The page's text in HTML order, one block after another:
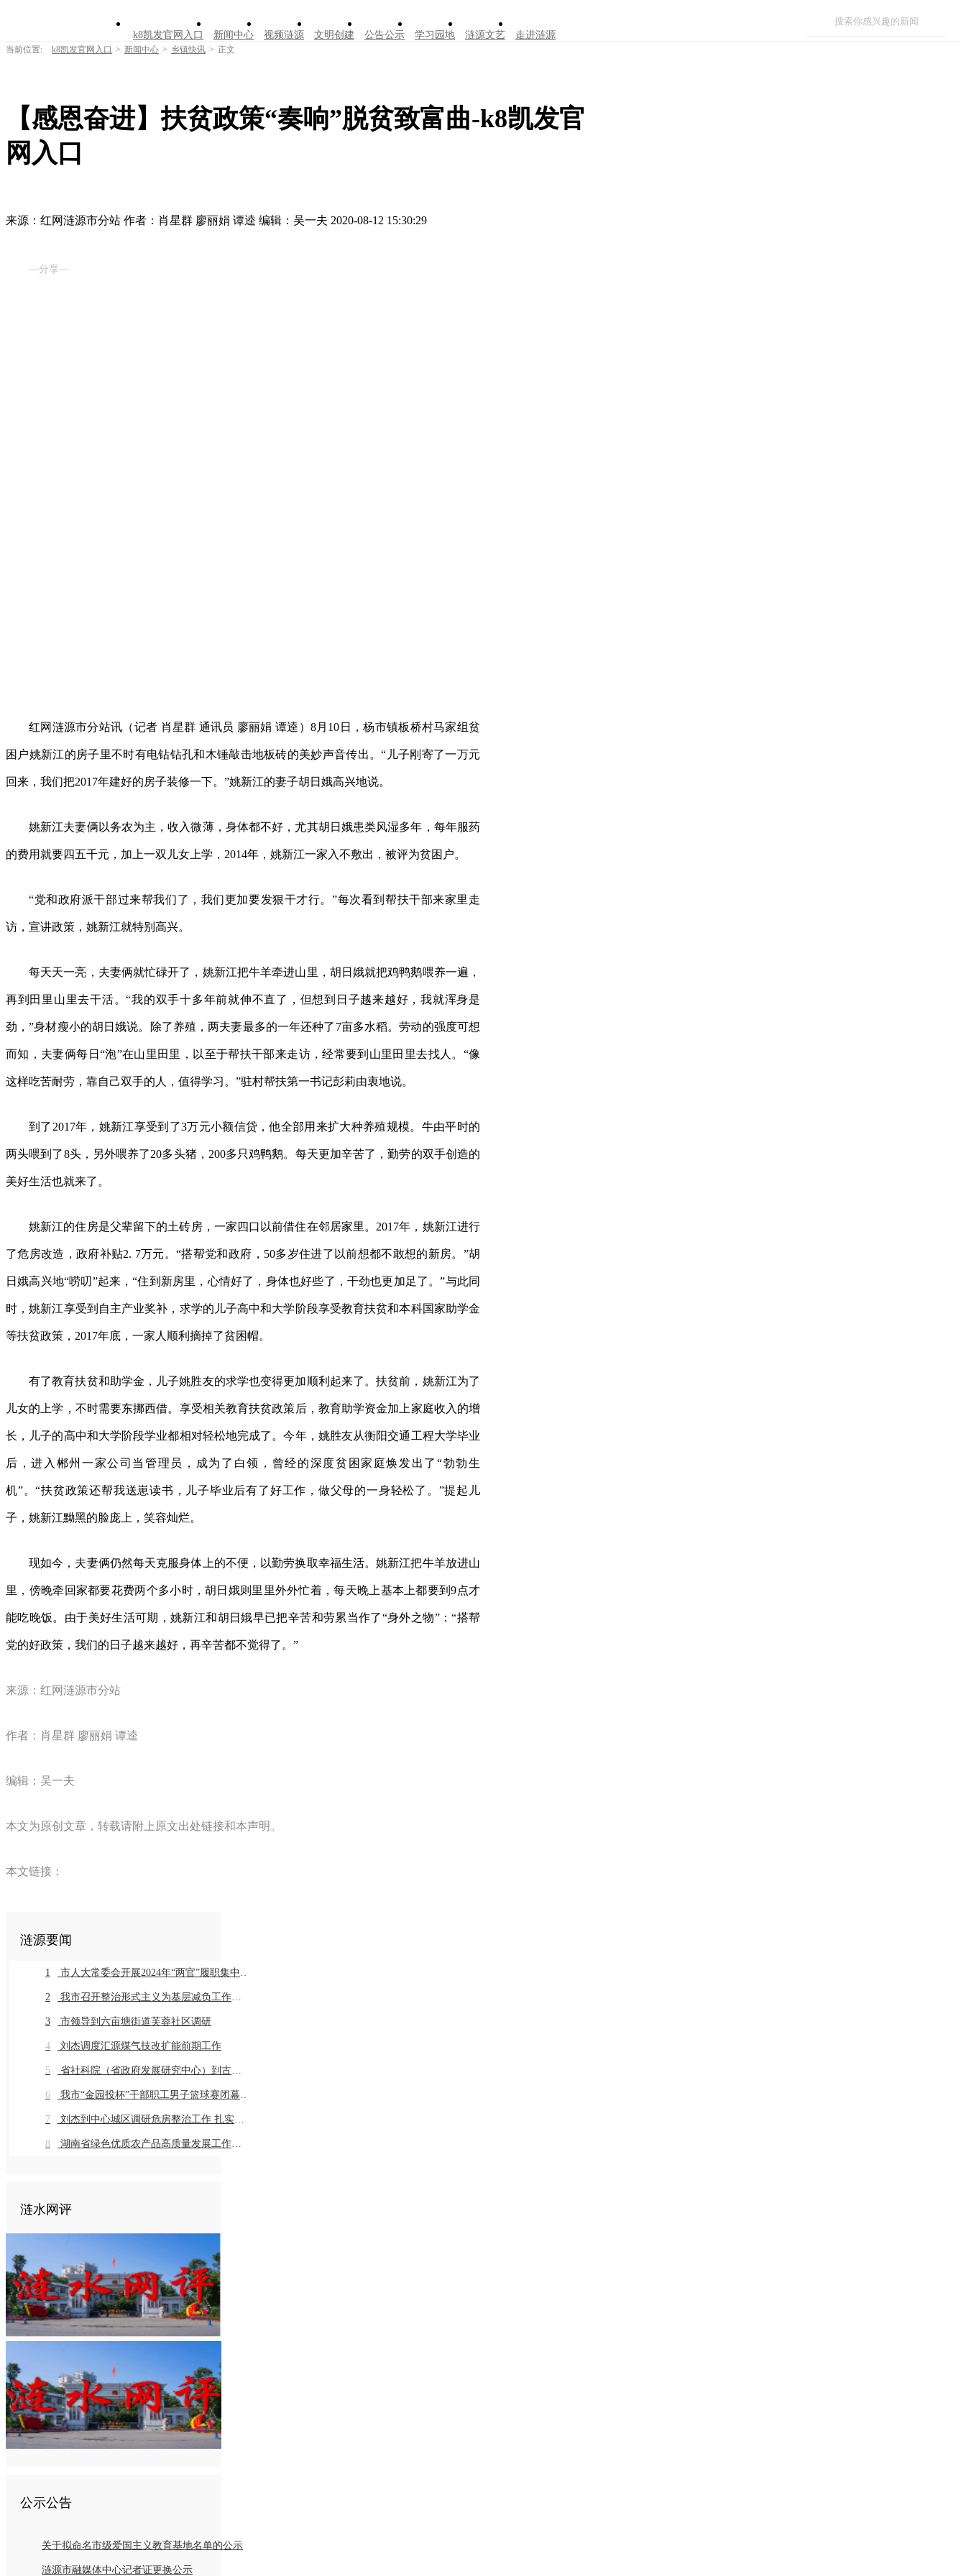
k8凯发官网入口 新闻中心 视频涟源 文明创建 公告公示 学习园地 涟源文艺 走进涟源
当前位置: k8凯发官网入口 > 新闻中心 > 乡镇快讯 > 正文
【感恩奋进】扶贫政策“奏响”脱贫致富曲-k8凯发官
网入口
来源：红网涟源市分站 作者：肖星群 廖丽娟 谭逵 编辑：吴一夫 2020-08-12 15:30:29
—分享—
红网涟源市分站讯（记者 肖星群 通讯员 廖丽娟 谭逵）8月10日，杨市镇板桥村马家组贫
困户姚新江的房子里不时有电钻钻孔和木锤敲击地板砖的美妙声音传出。“儿子刚寄了一万元
回来，我们把2017年建好的房子装修一下。”姚新江的妻子胡日娥高兴地说。
姚新江夫妻俩以务农为主，收入微薄，身体都不好，尤其胡日娥患类风湿多年，每年服药
的费用就要四五千元，加上一双儿女上学，2014年，姚新江一家入不敷出，被评为贫困户。
“党和政府派干部过来帮我们了，我们更加要发狠干才行。”每次看到帮扶干部来家里走
访，宣讲政策，姚新江就特别高兴。
每天天一亮，夫妻俩就忙碌开了，姚新江把牛羊牵进山里，胡日娥就把鸡鸭鹅喂养一遍，
再到田里山里去干活。“我的双手十多年前就伸不直了，但想到日子越来越好，我就浑身是
劲，”身材瘦小的胡日娥说。除了养殖，两夫妻最多的一年还种了7亩多水稻。劳动的强度可想
而知，夫妻俩每日“泡”在山里田里，以至于帮扶干部来走访，经常要到山里田里去找人。“像
这样吃苦耐劳，靠自己双手的人，值得学习。”驻村帮扶第一书记彭莉由衷地说。
到了2017年，姚新江享受到了3万元小额信贷，他全部用来扩大种养殖规模。牛由平时的
两头喂到了8头，另外喂养了20多头猪，200多只鸡鸭鹅。每天更加辛苦了，勤劳的双手创造的
美好生活也就来了。
姚新江的住房是父辈留下的土砖房，一家四口以前借住在邻居家里。2017年，姚新江进行
了危房改造，政府补贴2. 7万元。“搭帮党和政府，50多岁住进了以前想都不敢想的新房。”胡
日娥高兴地“唠叨”起来，“住到新房里，心情好了，身体也好些了，干劲也更加足了。”与此同
时，姚新江享受到自主产业奖补，求学的儿子高中和大学阶段享受教育扶贫和本科国家助学金
等扶贫政策，2017年底，一家人顺利摘掉了贫困帽。
有了教育扶贫和助学金，儿子姚胜友的求学也变得更加顺利起来了。扶贫前，姚新江为了
儿女的上学，不时需要东挪西借。享受相关教育扶贫政策后，教育助学资金加上家庭收入的增
长，儿子的高中和大学阶段学业都相对轻松地完成了。今年，姚胜友从衡阳交通工程大学毕业
后，进入郴州一家公司当管理员，成为了白领，曾经的深度贫困家庭焕发出了“勃勃生
机”。“扶贫政策还帮我送崽读书，儿子毕业后有了好工作，做父母的一身轻松了。”提起儿
子，姚新江黝黑的脸庞上，笑容灿烂。
现如今，夫妻俩仍然每天克服身体上的不便，以勤劳换取幸福生活。姚新江把牛羊放进山
里，傍晚牵回家都要花费两个多小时，胡日娥则里里外外忙着，每天晚上基本上都要到9点才
能吃晚饭。由于美好生活可期，姚新江和胡日娥早已把辛苦和劳累当作了“身外之物”：“搭帮
党的好政策，我们的日子越来越好，再辛苦都不觉得了。”
来源：红网涟源市分站
作者：肖星群 廖丽娟 谭逵
编辑：吴一夫
本文为原创文章，转载请附上原文出处链接和本声明。
本文链接：
涟源要闻
1 市人大常委会开展2024年“两官”履职集中评议
2 我市召开整治形式主义为基层减负工作推进会暨业务培训会议
3 市领导到六亩塘街道芙蓉社区调研
4 刘杰调度汇源煤气技改扩能前期工作
5 省社科院（省政府发展研究中心）到古仙界村调研乡村振兴工作
6 我市“金园投杯”干部职工男子篮球赛闭幕 市直组高新金园代表队 乡镇组桥头河镇代表队获得冠军
7 刘杰到中心城区调研危房整治工作 扎实推进危房整治工作 切实保障群众住房安全
8 湖南省绿色优质农产品高质量发展工作推进会在我市召开
涟水网评
公示公告
关于拟命名市级爱国主义教育基地名单的公示
涟源市融媒体中心记者证更换公示